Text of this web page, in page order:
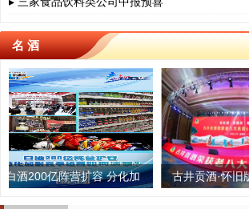
名 酒
营扩容 分化加
古井贡酒·怀旧版演绎中国
观：千秋文
落叶归根 “泰茶”老字号生根